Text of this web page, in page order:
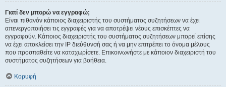
Γιατί δεν μπορώ να εγγραφώ;
Είναι πιθανόν κάποιος διαχειριστής του συστήματος συζητήσεων να έχει
απενεργοποιήσει τις εγγραφές για να αποτρέψει νέους επισκέπτες να
εγγραφούν. Κάποιος διαχειριστής του συστήματος συζητήσεων μπορεί επίσης
να έχει αποκλείσει την IP διεύθυνσή σας ή να μην επιτρέπει το όνομα μέλους
που προσπαθείτε να καταχωρίσετε. Επικοινωνήστε με κάποιον διαχειριστή του
συστήματος συζητήσεων για βοήθεια.
Κορυφή